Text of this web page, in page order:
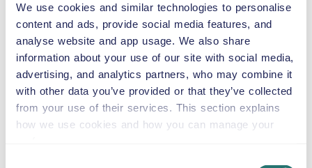
We use cookies and similar technologies to personalise
content and ads, provide social media features, and
analyse website and app usage. We also share
information about your use of our site with social media,
advertising, and analytics partners, who may combine it
with other data you’ve provided or that they’ve collected
from your use of their services. This section explains
how we use cookies and how you can manage your
2,5–13 kg
BARNESÆDE
9–18 kg
AUTOSTOL